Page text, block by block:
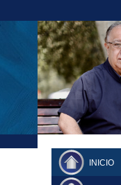
FERNANDO
DOMINGO
INICIO